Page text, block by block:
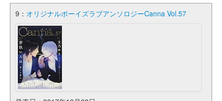
9： オリジナルボーイズラブアンソロジーCanna Vol.57